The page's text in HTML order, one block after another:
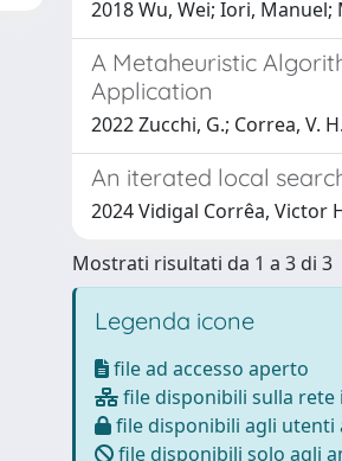
2018 Wu, Wei; Iori,
A Metaheuristic
Application
2022 Zucchi, G.; Correa, V.
An iterated local
2024 Vidigal Corrêa, Victor
Mostrati risultati da 1 a 3 di 3
Legenda icone
file ad accesso aperto
file disponibili sulla rete
file disponibili agli utenti
file disponibili solo agli